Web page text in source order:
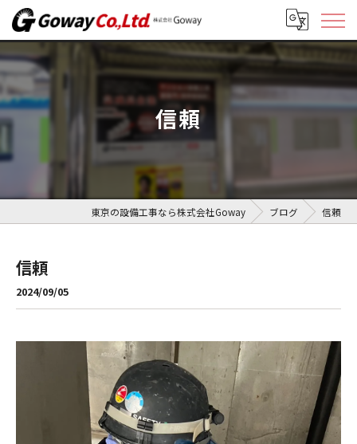
信頼
東京の設備工事なら株式会社Goway ブログ 信頼
信頼
2024/09/05